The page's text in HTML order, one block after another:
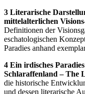
3 Literarische
mittelalterlichen
Definitionen der
eschatologischen
Paradies anhand
4 Ein irdisches
Schlaraffenland – The
die historische
und dessen literarische